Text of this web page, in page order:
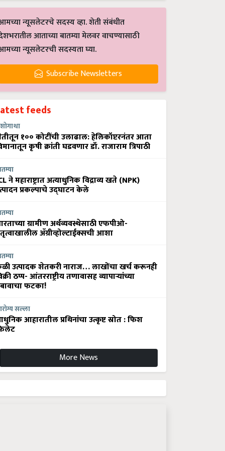
न्यूसलेटरचे सदस्य व्हा. शेती संबंधीत
आताच्या बातम्या मेलवर वाचण्यासाठी
न्यूसलेटरची सदस्यता घ्या.
Subscribe Newsletters
feeds
१०० कोटींची उलाढाल: हेलिकॉप्टरनंतर आता
कृषी क्रांती घडवणार डॉ. राजाराम त्रिपाठी
ने महाराष्ट्रात अत्याधुनिक विद्राव्य खते (NPK)
प्रकल्पाचे उद्घाटन केले
ग्रामीण अर्थव्यवस्थेसाठी एफपीओ-
अ‍ॅग्रीव्होल्टाईक्सची आशा
उत्पादक शेतकरी नाराज… लाखोंचा खर्च करूनही
ठप्प- आंतरराष्ट्रीय तणावासह व्यापाऱ्यांच्या
फटका!
सल्ला
आहारातील प्रथिनांचा उत्कृष्ट स्रोत : फिश
More News